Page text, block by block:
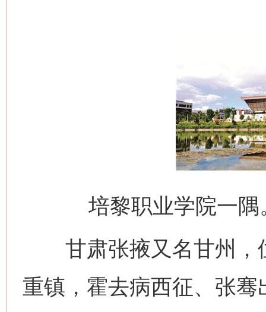
培黎职业学院一
甘肃张掖又名甘州，
重镇，霍去病西征、张